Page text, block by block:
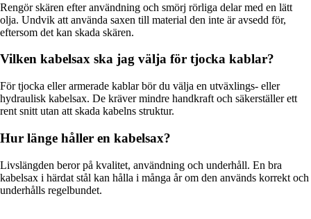
Rengör skären efter användning och smörj rörliga delar med en lätt
olja. Undvik att använda saxen till material den inte är avsedd för,
eftersom det kan skada skären.
Vilken kabelsax ska jag välja för tjocka kablar?
För tjocka eller armerade kablar bör du välja en utväxlings- eller
hydraulisk kabelsax. De kräver mindre handkraft och säkerställer ett
rent snitt utan att skada kabelns struktur.
Hur länge håller en kabelsax?
Livslängden beror på kvalitet, användning och underhåll. En bra
kabelsax i härdat stål kan hålla i många år om den används korrekt och
underhålls regelbundet.